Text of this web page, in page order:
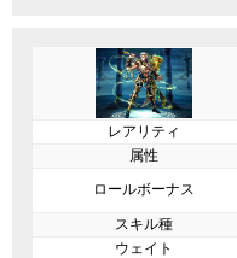
レアリティ
属性
ロールボーナス
スキル種
ウェイト